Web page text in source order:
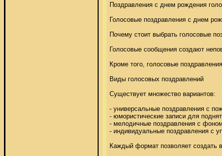
Поздравления с днем рождения
Голосовые поздравления с днем
Почему стоит выбрать голосовые
Голосовые сообщения создают
Кроме того, голосовые
Виды голосовых поздравлений
Существует множество вариантов:
- универсальные поздравления с
- юмористические записи для
- мелодичные поздравления с
- индивидуальные поздравления с
Каждый формат позволяет создать